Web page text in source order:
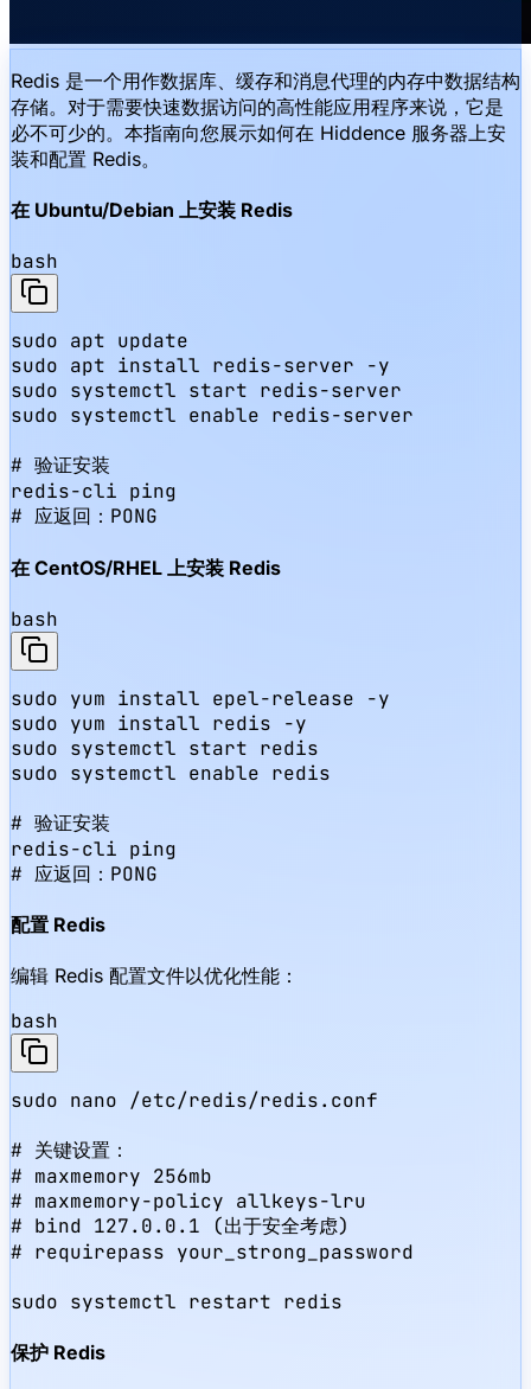
Redis 是一个用作数据库、缓存和消息代理的内存中数据结构
存储。对于需要快速数据访问的高性能应用程序来说，它是
必不可少的。本指南向您展示如何在 Hiddence 服务器上安
装和配置 Redis。
在 Ubuntu/Debian 上安装 Redis
bash
sudo apt update
sudo apt install redis-server -y
sudo systemctl start redis-server
sudo systemctl enable redis-server
# 验证安装
redis-cli ping
# 应返回：PONG
在 CentOS/RHEL 上安装 Redis
bash
sudo yum install epel-release -y
sudo yum install redis -y
sudo systemctl start redis
sudo systemctl enable redis
# 验证安装
redis-cli ping
# 应返回：PONG
配置 Redis
编辑 Redis 配置文件以优化性能：
bash
sudo nano /etc/redis/redis.conf
# 关键设置：
# maxmemory 256mb
# maxmemory-policy allkeys-lru
# bind 127.0.0.1 (出于安全考虑)
# requirepass your_strong_password
sudo systemctl restart redis
保护 Redis